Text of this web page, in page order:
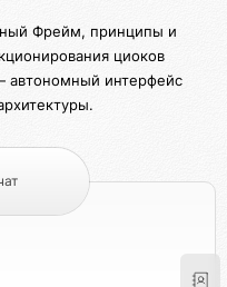
Фрейм, принципы и
циоков
автономный интерфейс